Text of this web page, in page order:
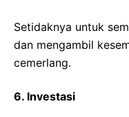
Setidaknya untuk
dan mengambil
cemerlang.
6. Investasi